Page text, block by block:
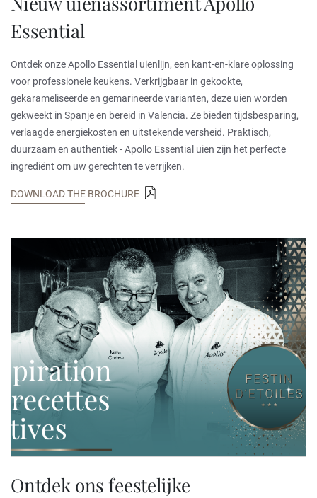
Essential
Ontdek onze Apollo Essential uienlijn, een kant-en-klare oplossing
voor professionele keukens. Verkrijgbaar in gekookte,
gekarameliseerde en gemarineerde varianten, deze uien worden
gekweekt in Spanje en bereid in Valencia. Ze bieden tijdsbesparing,
verlaagde energiekosten en uitstekende versheid. Praktisch,
duurzaam en authentiek - Apollo Essential uien zijn het perfecte
ingrediënt om uw gerechten te verrijken.
DOWNLOAD THE BROCHURE
Ontdek ons feestelijke